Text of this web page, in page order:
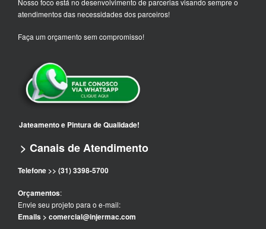
Nosso foco está no desenvolvimento de parcerias visando sempre o
atendimentos das necessidades dos parceiros!
Faça um orçamento sem compromisso!
Jateamento e Pintura de Qualidade!
> Canais de Atendimento
Telefone >> (31) 3398-5700
Orçamentos:
Envie seu projeto para o e-mail:
Emails > comercial@injermac.com